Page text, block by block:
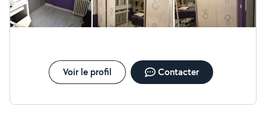
Voir le profil Contacter